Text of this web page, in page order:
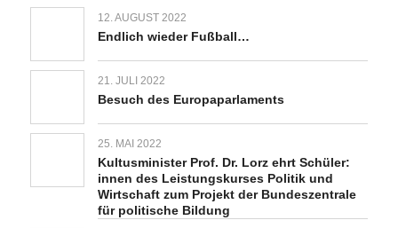
12. AUGUST 2022
Endlich wieder Fußball…
21. JULI 2022
Besuch des Europaparlaments
25. MAI 2022
Kultusminister Prof. Dr. Lorz ehrt Schüler:
innen des Leistungskurses Politik und
Wirtschaft zum Projekt der Bundeszentrale
für politische Bildung